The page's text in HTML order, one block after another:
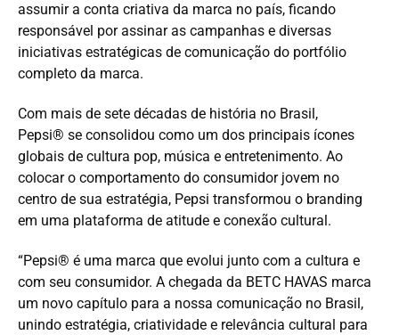
assumir a conta criativa da marca no país, ficando
responsável por assinar as campanhas e diversas
iniciativas estratégicas de comunicação do portfólio
completo da marca.
Com mais de sete décadas de história no Brasil,
Pepsi® se consolidou como um dos principais ícones
globais de cultura pop, música e entretenimento. Ao
colocar o comportamento do consumidor jovem no
centro de sua estratégia, Pepsi transformou o branding
em uma plataforma de atitude e conexão cultural.
“Pepsi® é uma marca que evolui junto com a cultura e
com seu consumidor. A chegada da BETC HAVAS marca
um novo capítulo para a nossa comunicação no Brasil,
unindo estratégia, criatividade e relevância cultural para